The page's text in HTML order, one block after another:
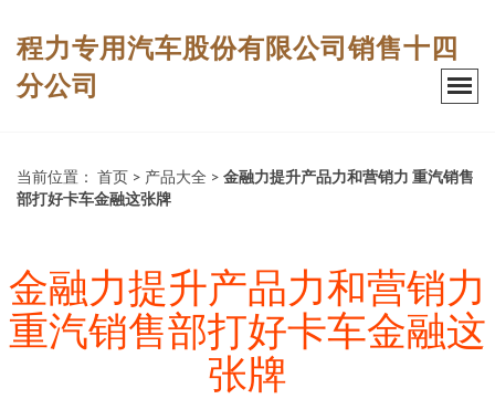
程力专用汽车股份有限公司销售十四
分公司
当前位置： 首页 > 产品大全 > 金融力提升产品力和营销力 重汽销售
部打好卡车金融这张牌
金融力提升产品力和营销力
重汽销售部打好卡车金融这
张牌